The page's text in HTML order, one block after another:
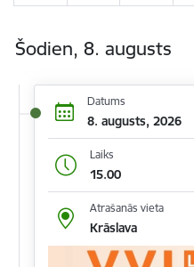
Šodien, 8. augusts
Datums
8. augusts, 2026
Laiks
15.00
Atrašanās vieta
Krāslava